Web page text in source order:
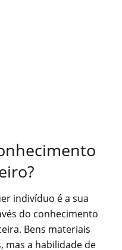
indivíduo é a sua
do conhecimento
Bens materiais
mas a habilidade de